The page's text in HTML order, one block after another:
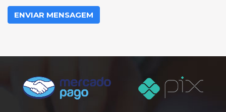
ENVIAR MENSAGEM